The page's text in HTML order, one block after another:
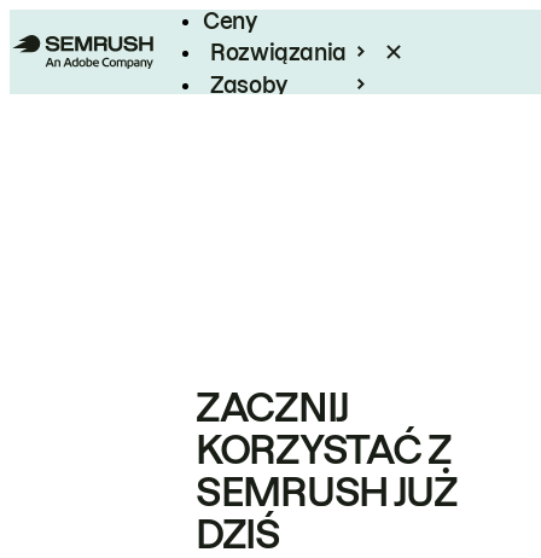
Ceny
Rozwiązania
Zasoby
ZACZNIJ
KORZYSTAĆ Z
SEMRUSH JUŻ
DZIŚ